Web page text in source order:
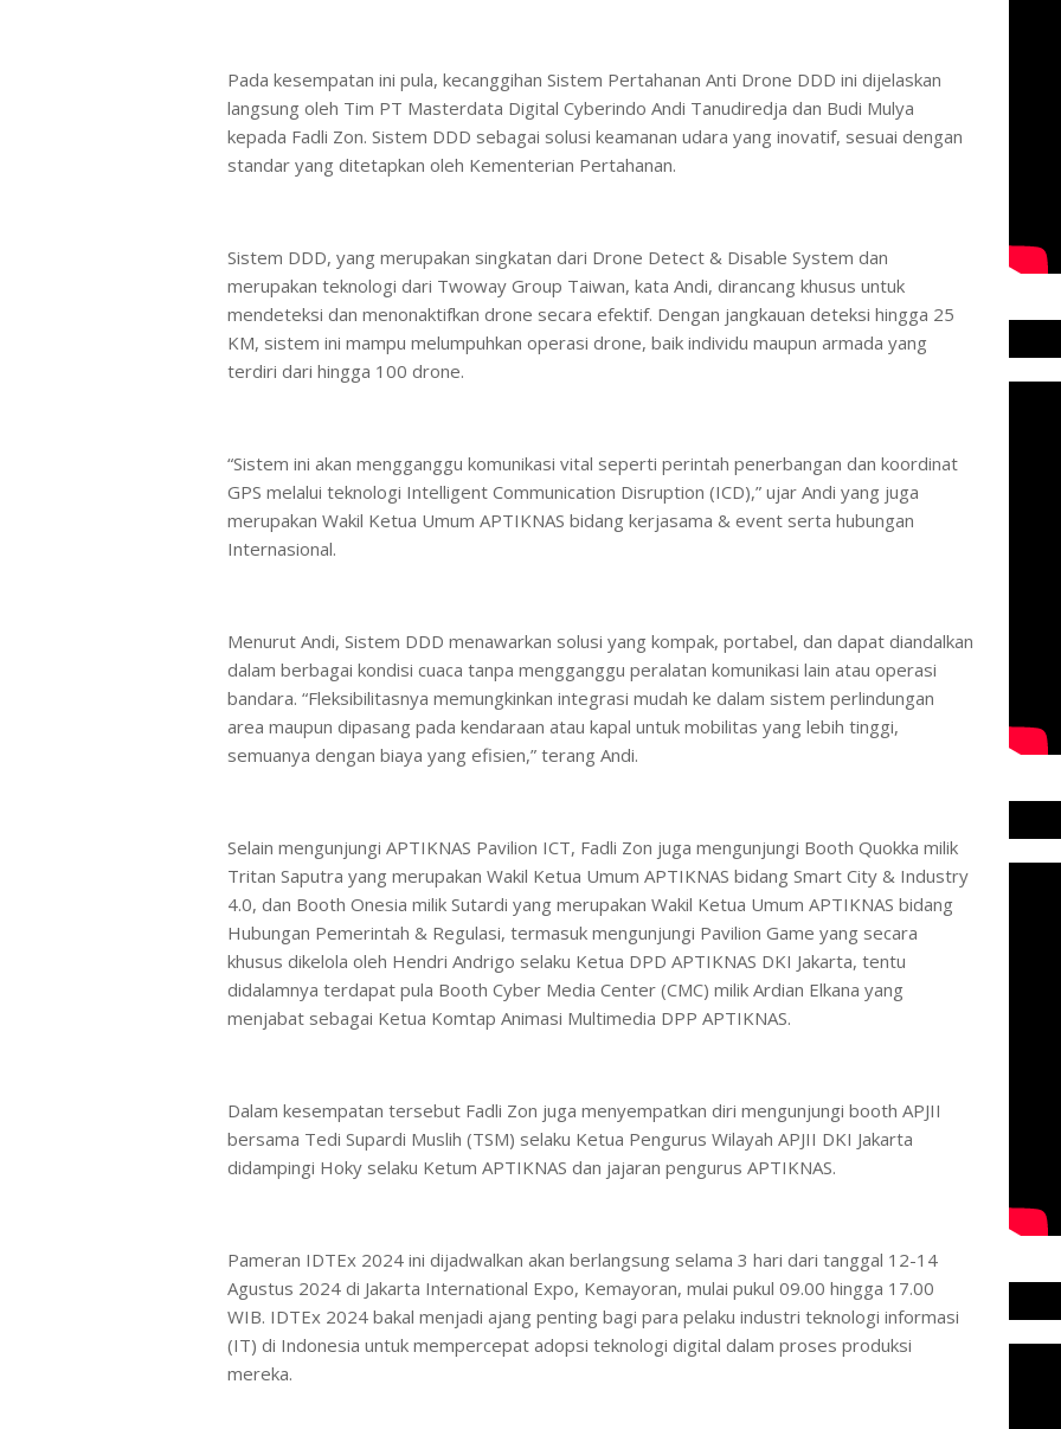
Pada kesempatan ini pula, kecanggihan Sistem Pertahanan Anti Drone DDD ini dijelaskan
langsung oleh Tim PT Masterdata Digital Cyberindo Andi Tanudiredja dan Budi Mulya
kepada Fadli Zon. Sistem DDD sebagai solusi keamanan udara yang inovatif, sesuai dengan
standar yang ditetapkan oleh Kementerian Pertahanan.
Sistem DDD, yang merupakan singkatan dari Drone Detect & Disable System dan
merupakan teknologi dari Twoway Group Taiwan, kata Andi, dirancang khusus untuk
mendeteksi dan menonaktifkan drone secara efektif. Dengan jangkauan deteksi hingga 25
KM, sistem ini mampu melumpuhkan operasi drone, baik individu maupun armada yang
terdiri dari hingga 100 drone.
“Sistem ini akan mengganggu komunikasi vital seperti perintah penerbangan dan koordinat
GPS melalui teknologi Intelligent Communication Disruption (ICD),” ujar Andi yang juga
merupakan Wakil Ketua Umum APTIKNAS bidang kerjasama & event serta hubungan
Internasional.
Menurut Andi, Sistem DDD menawarkan solusi yang kompak, portabel, dan dapat diandalkan
dalam berbagai kondisi cuaca tanpa mengganggu peralatan komunikasi lain atau operasi
bandara. “Fleksibilitasnya memungkinkan integrasi mudah ke dalam sistem perlindungan
area maupun dipasang pada kendaraan atau kapal untuk mobilitas yang lebih tinggi,
semuanya dengan biaya yang efisien,” terang Andi.
Selain mengunjungi APTIKNAS Pavilion ICT, Fadli Zon juga mengunjungi Booth Quokka milik
Tritan Saputra yang merupakan Wakil Ketua Umum APTIKNAS bidang Smart City & Industry
4.0, dan Booth Onesia milik Sutardi yang merupakan Wakil Ketua Umum APTIKNAS bidang
Hubungan Pemerintah & Regulasi, termasuk mengunjungi Pavilion Game yang secara
khusus dikelola oleh Hendri Andrigo selaku Ketua DPD APTIKNAS DKI Jakarta, tentu
didalamnya terdapat pula Booth Cyber Media Center (CMC) milik Ardian Elkana yang
menjabat sebagai Ketua Komtap Animasi Multimedia DPP APTIKNAS.
Dalam kesempatan tersebut Fadli Zon juga menyempatkan diri mengunjungi booth APJII
bersama Tedi Supardi Muslih (TSM) selaku Ketua Pengurus Wilayah APJII DKI Jakarta
didampingi Hoky selaku Ketum APTIKNAS dan jajaran pengurus APTIKNAS.
Pameran IDTEx 2024 ini dijadwalkan akan berlangsung selama 3 hari dari tanggal 12-14
Agustus 2024 di Jakarta International Expo, Kemayoran, mulai pukul 09.00 hingga 17.00
WIB. IDTEx 2024 bakal menjadi ajang penting bagi para pelaku industri teknologi informasi
(IT) di Indonesia untuk mempercepat adopsi teknologi digital dalam proses produksi
mereka.